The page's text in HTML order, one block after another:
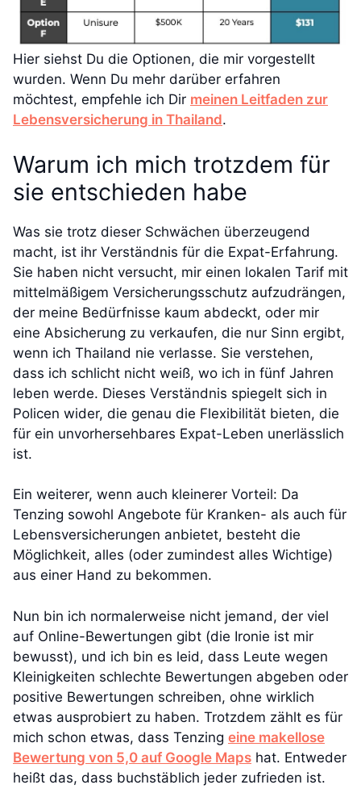
Hier siehst Du die Optionen, die mir vorgestellt
wurden. Wenn Du mehr darüber erfahren
möchtest, empfehle ich Dir meinen Leitfaden zur
Lebensversicherung in Thailand.
Warum ich mich trotzdem für
sie entschieden habe
Was sie trotz dieser Schwächen überzeugend
macht, ist ihr Verständnis für die Expat-Erfahrung.
Sie haben nicht versucht, mir einen lokalen Tarif mit
mittelmäßigem Versicherungsschutz aufzudrängen,
der meine Bedürfnisse kaum abdeckt, oder mir
eine Absicherung zu verkaufen, die nur Sinn ergibt,
wenn ich Thailand nie verlasse. Sie verstehen,
dass ich schlicht nicht weiß, wo ich in fünf Jahren
leben werde. Dieses Verständnis spiegelt sich in
Policen wider, die genau die Flexibilität bieten, die
für ein unvorhersehbares Expat-Leben unerlässlich
ist.
Ein weiterer, wenn auch kleinerer Vorteil: Da
Tenzing sowohl Angebote für Kranken- als auch für
Lebensversicherungen anbietet, besteht die
Möglichkeit, alles (oder zumindest alles Wichtige)
aus einer Hand zu bekommen.
Nun bin ich normalerweise nicht jemand, der viel
auf Online-Bewertungen gibt (die Ironie ist mir
bewusst), und ich bin es leid, dass Leute wegen
Kleinigkeiten schlechte Bewertungen abgeben oder
positive Bewertungen schreiben, ohne wirklich
etwas ausprobiert zu haben. Trotzdem zählt es für
mich schon etwas, dass Tenzing eine makellose
Bewertung von 5,0 auf Google Maps hat. Entweder
heißt das, dass buchstäblich jeder zufrieden ist.